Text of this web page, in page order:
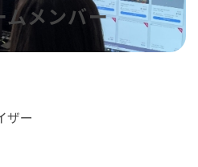
ムメンバー
ザー